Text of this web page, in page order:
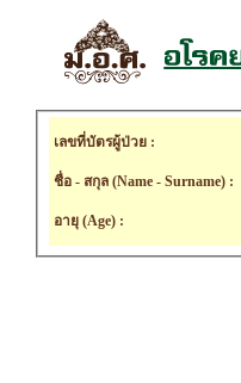
เลขที่บัตรผู้ป่วย :
ชื่อ - สกุล (Name - Surname) :
อายุ (Age) :